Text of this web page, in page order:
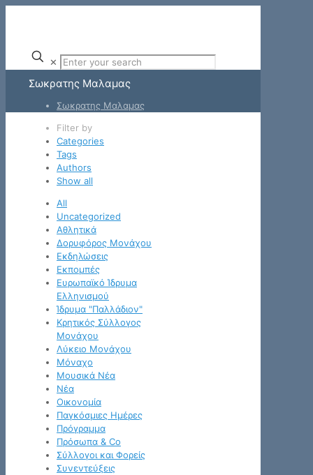
✕
Σωκρατης Μαλαμας
Σωκρατης Μαλαμας
Filter by
Categories
Tags
Authors
Show all
All
Uncategorized
Αθλητικά
Δορυφόρος Μονάχου
Εκδηλώσεις
Εκπομπές
Ευρωπαϊκό Ίδρυμα
Ελληνισμού
Ίδρυμα "Παλλάδιον"
Κρητικός Σύλλογος
Μονάχου
Λύκειο Μονάχου
Μόναχο
Μουσικά Νέα
Νέα
Οικονομία
Παγκόσμιες Ημέρες
Πρόγραμμα
Πρόσωπα & Co
Σύλλογοι και Φορείς
Συνεντεύξεις